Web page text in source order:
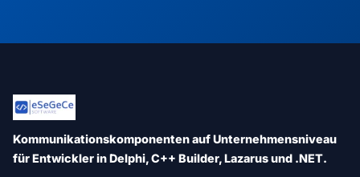
Kommunikationskomponenten auf Unternehmensniveau
für Entwickler in Delphi, C++ Builder, Lazarus und .NET.